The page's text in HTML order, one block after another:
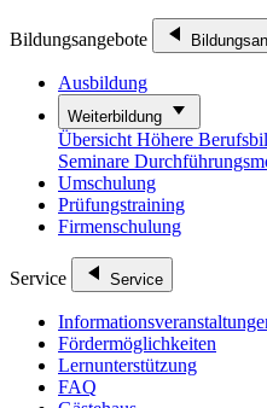
Bildungsangebote
Ausbildung
Weiterbildung
Übersicht Höhere
Seminare
Umschulung
Prüfungstraining
Firmenschulung
Service Service
Fördermöglichkeiten
Lernunterstützung
FAQ